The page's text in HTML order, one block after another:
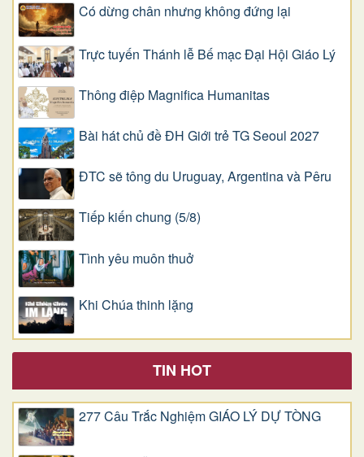
Có dừng chân nhưng không đứng lại
Trực tuyến Thánh lễ Bế mạc Đại Hội Giáo Lý
Thông điệp Magnifica Humanitas
Bài hát chủ đề ĐH Giới trẻ TG Seoul 2027
ĐTC sẽ tông du Uruguay, Argentina và Pêru
Tiếp kiến chung (5/8)
Tình yêu muôn thuở
Khi Chúa thinh lặng
TIN HOT
277 Câu Trắc Nghiệm GIÁO LÝ DỰ TÒNG